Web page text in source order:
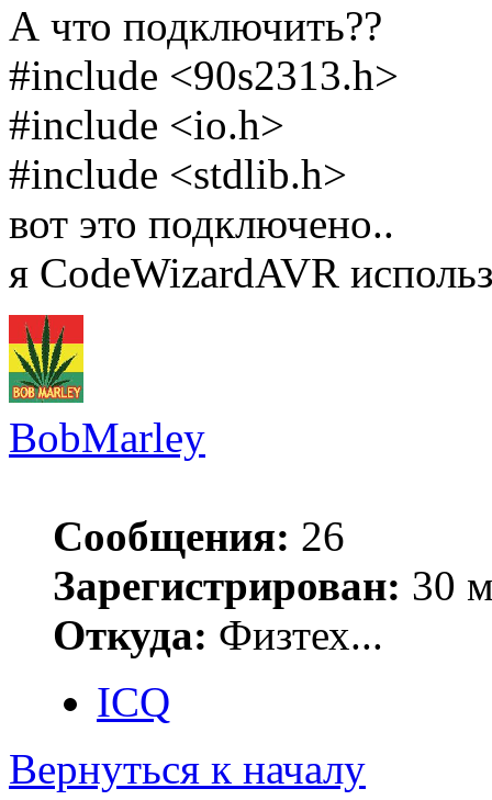
А что подключить??
#include <90s2313.h>
#include <io.h>
#include <stdlib.h>
вот это подключено..
я CodeWizardAVR
BobMarley
Сообщения: 26
Зарегистрирован: 30
Откуда: Физтех...
ICQ
Вернуться к началу